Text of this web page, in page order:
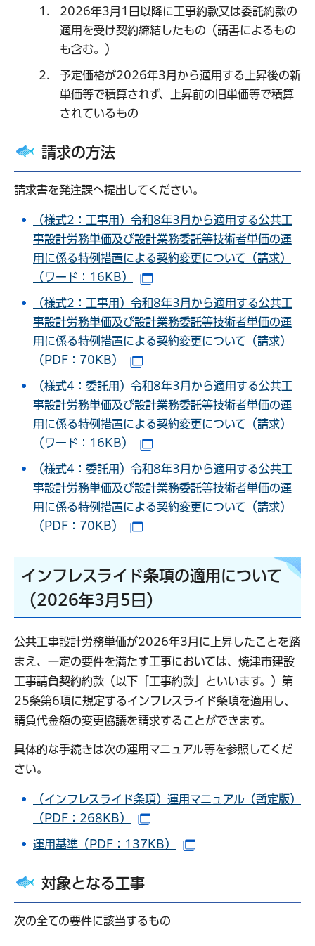
2026年3月1日以降に工事約款又は委託約款の
適用を受け契約締結したもの（請書によるもの
も含む。）
予定価格が2026年3月から適用する上昇後の新
単価等で積算されず、上昇前の旧単価等で積算
されているもの
請求の方法
請求書を発注課へ提出してください。
（様式2：工事用）令和8年3月から適用する公共工
事設計労務単価及び設計業務委託等技術者単価の運
用に係る特例措置による契約変更について（請求）
（ワード：16KB）
（様式2：工事用）令和8年3月から適用する公共工
事設計労務単価及び設計業務委託等技術者単価の運
用に係る特例措置による契約変更について（請求）
（PDF：70KB）
（様式4：委託用）令和8年3月から適用する公共工
事設計労務単価及び設計業務委託等技術者単価の運
用に係る特例措置による契約変更について（請求）
（ワード：16KB）
（様式4：委託用）令和8年3月から適用する公共工
事設計労務単価及び設計業務委託等技術者単価の運
用に係る特例措置による契約変更について（請求）
（PDF：70KB）
インフレスライド条項の適用について
（2026年3月5日）
公共工事設計労務単価が2026年3月に上昇したことを踏
まえ、一定の要件を満たす工事においては、焼津市建設
工事請負契約約款（以下「工事約款」といいます。）第
25条第6項に規定するインフレスライド条項を適用し、
請負代金額の変更協議を請求することができます。
具体的な手続きは次の運用マニュアル等を参照してくだ
さい。
（インフレスライド条項）運用マニュアル（暫定版）
（PDF：268KB）
運用基準（PDF：137KB）
対象となる工事
次の全ての要件に該当するもの